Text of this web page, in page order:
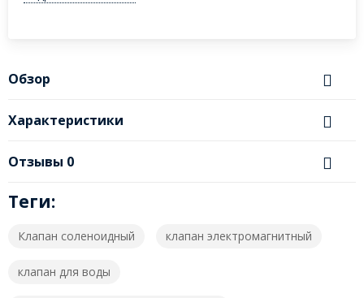
Обзор
Характеристики
Отзывы 0
Теги:
Клапан соленоидный клапан электромагнитный
клапан для воды